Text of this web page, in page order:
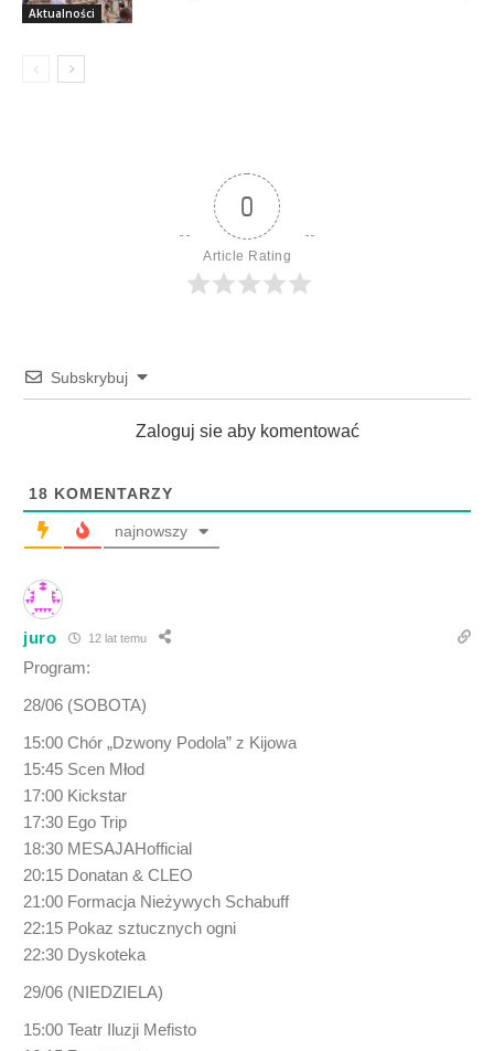
Aktualności
0
Article Rating
Subskrybuj
Zaloguj sie aby komentować
18 KOMENTARZY
najnowszy
juro 12 lat temu
Program:
28/06 (SOBOTA)
15:00 Chór „Dzwony Podola” z Kijowa
15:45 Scen Młod
17:00 Kickstar
17:30 Ego Trip
18:30 MESAJAHofficial
20:15 Donatan & CLEO
21:00 Formacja Nieżywych Schabuff
22:15 Pokaz sztucznych ogni
22:30 Dyskoteka
29/06 (NIEDZIELA)
15:00 Teatr Iluzji Mefisto